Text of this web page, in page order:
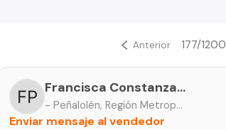
Anterior 177/1200
Francisca Constanza Silva Peñaloza
- Peñalolén, Región Metropolitana
Enviar mensaje al vendedor